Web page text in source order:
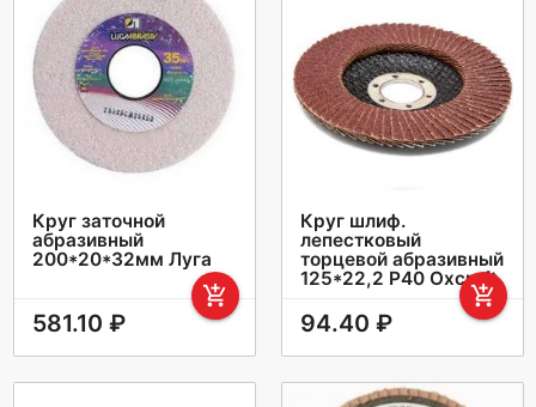
Круг заточной
абразивный
200*20*32мм Луга
add_shopping_cart
581.10 ₽
Круг шлиф.
лепестковый
торцевой абразивный
125*22,2 Р40 Oxcraft
add_shopping_cart
94.40 ₽